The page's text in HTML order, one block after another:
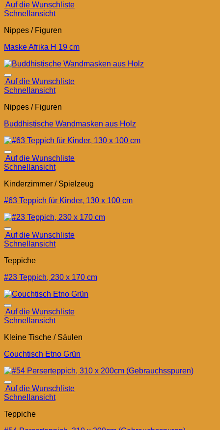
Auf die Wunschliste
Schnellansicht
Nippes / Figuren
Maske Afrika H 19 cm
Auf die Wunschliste
Schnellansicht
Nippes / Figuren
Buddhistische Wandmasken aus Holz
Auf die Wunschliste
Schnellansicht
Kinderzimmer / Spielzeug
#63 Teppich für Kinder, 130 x 100 cm
Auf die Wunschliste
Schnellansicht
Teppiche
#23 Teppich, 230 x 170 cm
Auf die Wunschliste
Schnellansicht
Kleine Tische / Säulen
Couchtisch Etno Grün
Auf die Wunschliste
Schnellansicht
Teppiche